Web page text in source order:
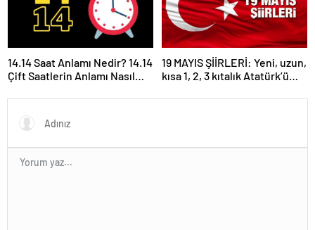
14.14 Saat Anlamı Nedir? 14.14
Çift Saatlerin Anlamı Nasıl
19 MAYIS ŞİİRLERİ: Yeni, uzun,
kısa 1, 2, 3 kıtalık Atatürk’ü
Bayramı şiirleri…